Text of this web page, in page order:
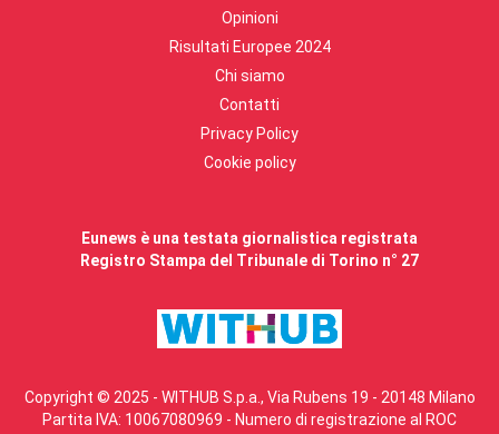
Opinioni
Risultati Europee 2024
Chi siamo
Contatti
Privacy Policy
Cookie policy
Eunews è una testata giornalistica registrata
Registro Stampa del Tribunale di Torino n° 27
Copyright © 2025 - WITHUB S.p.a., Via Rubens 19 - 20148 Milano
Partita IVA: 10067080969 - Numero di registrazione al ROC